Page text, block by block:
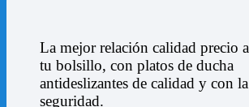
La mejor relación calidad precio
tu bolsillo, con platos de ducha
antideslizantes de calidad y con
seguridad.